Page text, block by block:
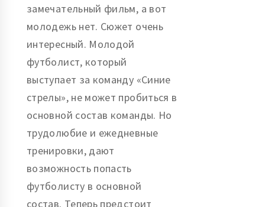
замечательный фильм, а вот
молодежь нет. Сюжет очень
интересный. Молодой
футболист, который
выступает за команду «Синие
стрелы», не может пробиться в
основной состав команды. Но
трудолюбие и ежедневные
тренировки, дают
возможность попасть
футболисту в основной
состав. Теперь предстоит